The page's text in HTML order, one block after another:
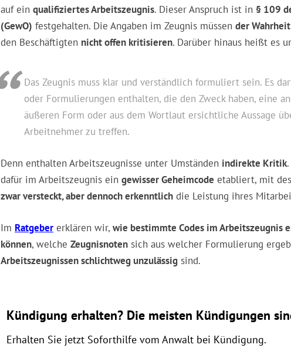
auf ein qualifiziertes Arbeitszeugnis. Dieser Anspruch ist in § 109
(GewO) festgehalten. Die Angaben im Zeugnis müssen der
den Beschäftigten nicht offen kritisieren. Darüber hinaus heißt es
Das Zeugnis muss klar und verständlich formuliert sein. Es
oder Formulierungen enthalten, die den Zweck haben, eine
äußeren Form oder aus dem Wortlaut ersichtliche Aussage
Arbeitnehmer zu treffen.
Denn enthalten Arbeitszeugnisse unter Umständen indirekte Kritik
dafür im Arbeitszeugnis ein gewisser Geheimcode etabliert, mit
zwar versteckt, aber dennoch erkenntlich die Leistung ihres
Im Ratgeber erklären wir, wie bestimmte Codes im Arbeitszeugnis
können, welche Zeugnisnoten sich aus welcher Formulierung
Arbeitszeugnissen schlichtweg unzulässig sind.
Kündigung erhalten? Die meisten Kündigungen
Erhalten Sie jetzt Soforthilfe vom Anwalt bei Kündigung.